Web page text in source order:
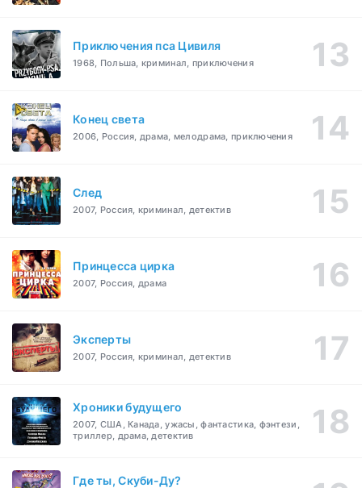
Приключения пса Цивиля
1968, Польша, криминал, приключения
Конец света
2006, Россия, драма, мелодрама, приключения
След
2007, Россия, криминал, детектив
Принцесса цирка
2007, Россия, драма
Эксперты
2007, Россия, криминал, детектив
Хроники будущего
2007, США, Канада, ужасы, фантастика, фэнтези,
триллер, драма, детектив
Где ты, Скуби-Ду?